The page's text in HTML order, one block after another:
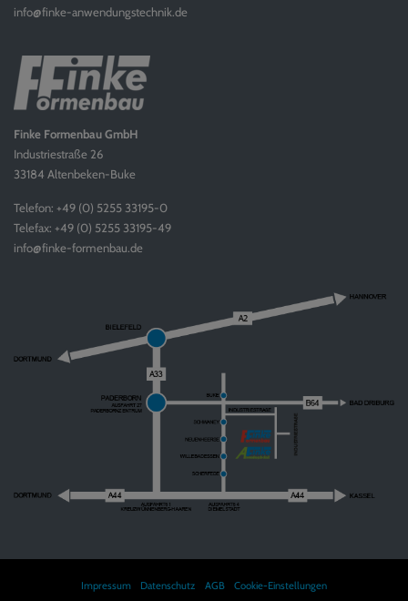
info@finke-anwendungstechnik.de
Finke Formenbau GmbH
Industriestraße 26
33184 Altenbeken-Buke
Telefon: +49 (0) 5255 33195-0
Telefax: +49 (0) 5255 33195-49
info@finke-formenbau.de
Impressum Datenschutz AGB Cookie-Einstellungen